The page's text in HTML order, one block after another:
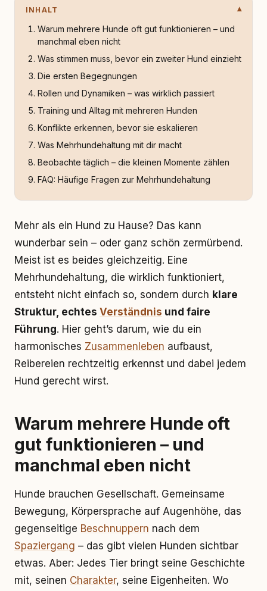
INHALT
Warum mehrere Hunde oft gut funktionieren – und
manchmal eben nicht
Was stimmen muss, bevor ein zweiter Hund einzieht
Die ersten Begegnungen
Rollen und Dynamiken – was wirklich passiert
Training und Alltag mit mehreren Hunden
Konflikte erkennen, bevor sie eskalieren
Was Mehrhundehaltung mit dir macht
Beobachte täglich – die kleinen Momente zählen
FAQ: Häufige Fragen zur Mehrhundehaltung
Mehr als ein Hund zu Hause? Das kann
wunderbar sein – oder ganz schön zermürbend.
Meist ist es beides gleichzeitig. Eine
Mehrhundehaltung, die wirklich funktioniert,
entsteht nicht einfach so, sondern durch klare
Struktur, echtes Verständnis und faire
Führung. Hier geht’s darum, wie du ein
harmonisches Zusammenleben aufbaust,
Reibereien rechtzeitig erkennst und dabei jedem
Hund gerecht wirst.
Warum mehrere Hunde oft
gut funktionieren – und
manchmal eben nicht
Hunde brauchen Gesellschaft. Gemeinsame
Bewegung, Körpersprache auf Augenhöhe, das
gegenseitige Beschnuppern nach dem
Spaziergang – das gibt vielen Hunden sichtbar
etwas. Aber: Jedes Tier bringt seine Geschichte
mit, seinen Charakter, seine Eigenheiten. Wo